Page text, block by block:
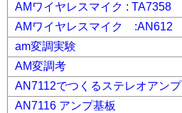
AMワイヤレスマイク : TA7358
AMワイヤレスマイク :AN612
am変調実験
AM変調考
AN7112でつくるステレオアンプ
AN7116 アンプ基板